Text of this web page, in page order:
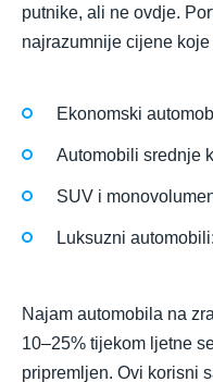
putnike, ali ne ovdje.
najrazumnije cijene
Ekonomski
Automobili srednje
SUV i
Luksuzni
Najam automobila na
10–25% tijekom ljetne
pripremljen. Ovi korisni